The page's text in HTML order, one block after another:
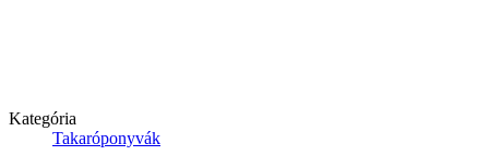
Kategória
Takaróponyvák